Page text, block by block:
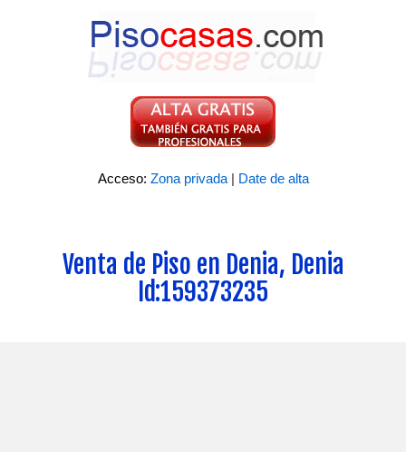
Acceso: Zona privada | Date de alta
Venta de Piso en Denia, Denia
Id:159373235